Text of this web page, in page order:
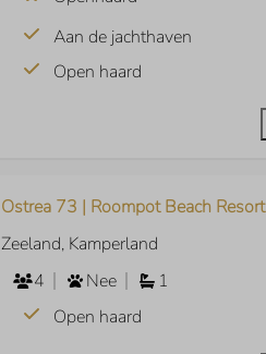
Aan de jachthaven
Open haard
Ostrea 73 | Roompot Beach Resort
Zeeland, Kamperland
4
Nee
1
Open haard